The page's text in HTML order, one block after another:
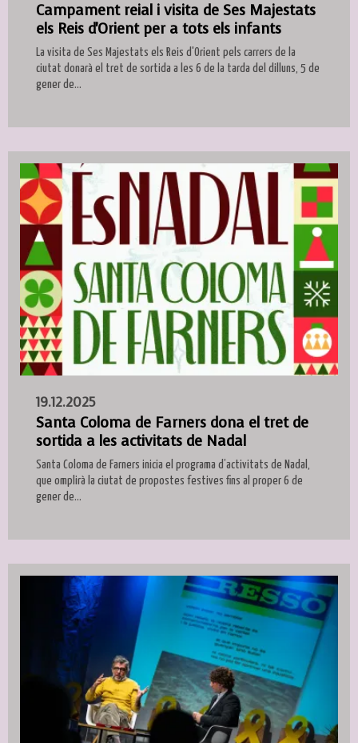
Campament reial i visita de Ses Majestats
els Reis d'Orient per a tots els infants
La visita de Ses Majestats els Reis d'Orient pels carrers de la
ciutat donarà el tret de sortida a les 6 de la tarda del dilluns, 5 de
gener de...
19.12.2025
Santa Coloma de Farners dona el tret de
sortida a les activitats de Nadal
Santa Coloma de Farners inicia el programa d’activitats de Nadal,
que omplirà la ciutat de propostes festives fins al proper 6 de
gener de...